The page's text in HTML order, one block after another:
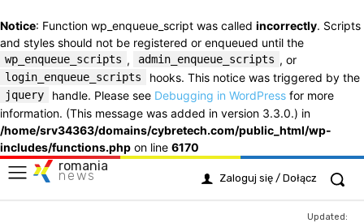
Notice: Function wp_enqueue_script was called incorrectly. Scripts
and styles should not be registered or enqueued until the
wp_enqueue_scripts , admin_enqueue_scripts , or
login_enqueue_scripts hooks. This notice was triggered by the
jquery handle. Please see Debugging in WordPress for more
information. (This message was added in version 3.3.0.) in
/home/srv34363/domains/cybretech.com/public_html/wp-
includes/functions.php on line 6170
romania
news Zaloguj się / Dołącz
Updated: